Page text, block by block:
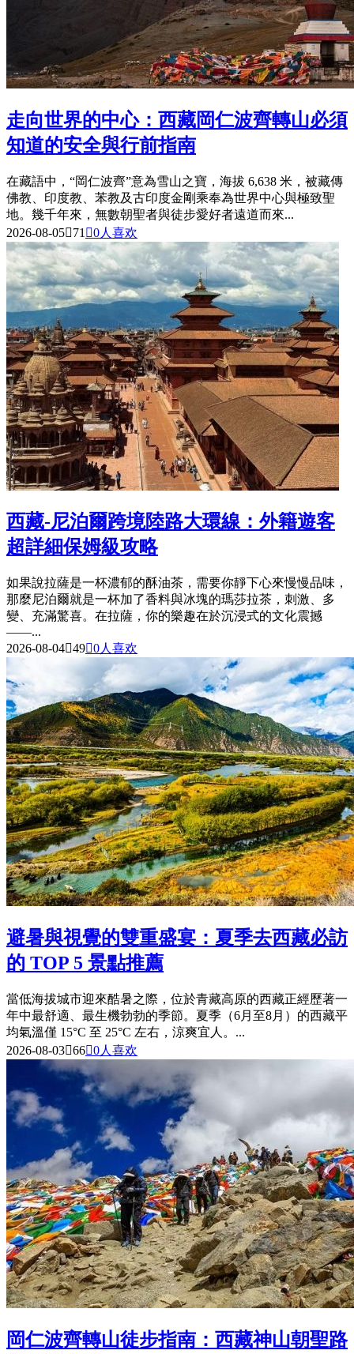
走向世界的中心：西藏岡仁波齊轉山必須
知道的安全與行前指南
在藏語中，“岡仁波齊”意為雪山之寶，海拔 6,638 米，被藏傳
佛教、印度教、苯教及古印度金剛乘奉為世界中心與極致聖
地。幾千年來，無數朝聖者與徒步愛好者遠道而來...
2026-08-0571 0人喜欢
西藏-尼泊爾跨境陸路大環線：外籍遊客
超詳細保姆級攻略
如果說拉薩是一杯濃郁的酥油茶，需要你靜下心來慢慢品味，
那麼尼泊爾就是一杯加了香料與冰塊的瑪莎拉茶，刺激、多
變、充滿驚喜。在拉薩，你的樂趣在於沉浸式的文化震撼
——...
2026-08-04490人喜欢
避暑與視覺的雙重盛宴：夏季去西藏必訪
的 TOP 5 景點推薦
當低海拔城市迎來酷暑之際，位於青藏高原的西藏正經歷著一
年中最舒適、最生機勃勃的季節。夏季（6月至8月）的西藏平
均氣溫僅 15°C 至 25°C 左右，涼爽宜人。...
2026-08-03660人喜欢
岡仁波齊轉山徒步指南：西藏神山朝聖路